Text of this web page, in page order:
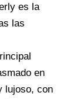
es la
las
en
lujoso, con